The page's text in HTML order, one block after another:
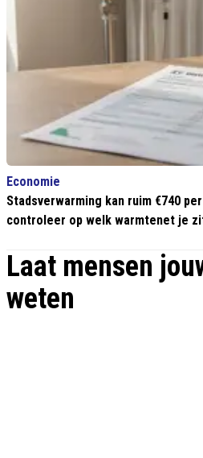
Economie
Stadsverwarming kan ruim €740
controleer op welk warmtenet je
Laat mensen
weten